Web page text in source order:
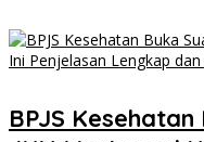
BPJS